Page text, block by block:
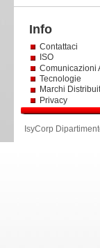
Info
Contattaci
ISO
Comunicazioni
Tecnologie
Marchi
Privacy
IsyCorp